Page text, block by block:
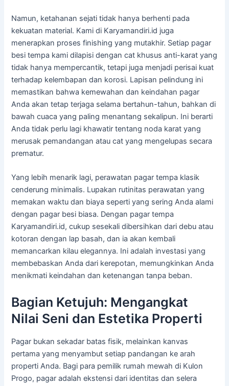
Namun, ketahanan sejati tidak hanya berhenti pada
kekuatan material. Kami di Karyamandiri.id juga
menerapkan proses finishing yang mutakhir. Setiap pagar
besi tempa kami dilapisi dengan cat khusus anti-karat yang
tidak hanya mempercantik, tetapi juga menjadi perisai kuat
terhadap kelembapan dan korosi. Lapisan pelindung ini
memastikan bahwa kemewahan dan keindahan pagar
Anda akan tetap terjaga selama bertahun-tahun, bahkan di
bawah cuaca yang paling menantang sekalipun. Ini berarti
Anda tidak perlu lagi khawatir tentang noda karat yang
merusak pemandangan atau cat yang mengelupas secara
prematur.
Yang lebih menarik lagi, perawatan pagar tempa klasik
cenderung minimalis. Lupakan rutinitas perawatan yang
memakan waktu dan biaya seperti yang sering Anda alami
dengan pagar besi biasa. Dengan pagar tempa
Karyamandiri.id, cukup sesekali dibersihkan dari debu atau
kotoran dengan lap basah, dan ia akan kembali
memancarkan kilau elegannya. Ini adalah investasi yang
membebaskan Anda dari kerepotan, memungkinkan Anda
menikmati keindahan dan ketenangan tanpa beban.
Bagian Ketujuh: Mengangkat
Nilai Seni dan Estetika Properti
Pagar bukan sekadar batas fisik, melainkan kanvas
pertama yang menyambut setiap pandangan ke arah
properti Anda. Bagi para pemilik rumah mewah di Kulon
Progo, pagar adalah ekstensi dari identitas dan selera